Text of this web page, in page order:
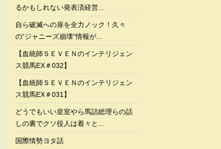
るかもしれない発表済経営...
自ら破滅への扉を全力ノック！久々
の“ジャニーズ崩壊”情報が...
【血統師ＳＥＶＥＮのインテリジェン
ス競馬EX＃032】
【血統師ＳＥＶＥＮのインテリジェン
ス競馬EX＃031】
どうでもいい皇室やら馬詰総理らの話
しの裏でクソ役人は着々と...
国際情勢ヨタ話